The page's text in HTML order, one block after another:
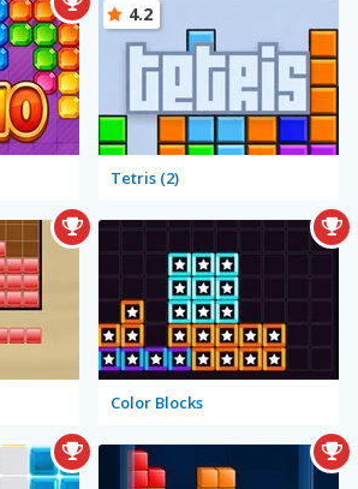
Tetris (2)
4.2
Color Blocks